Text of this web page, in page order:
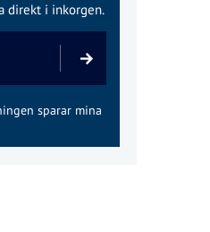
direkt i inkorgen.
sparar mina